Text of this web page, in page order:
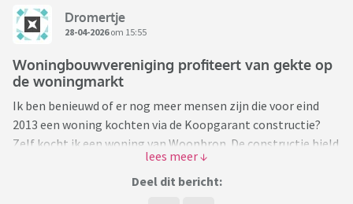
Dromertje
28-04-2026om 15:55
Woningbouwvereniging profiteert van gekte op
de woningmarkt
Ik ben benieuwd of er nog meer mensen zijn die voor eind
2013 een woning kochten via de Koopgarant constructie?
Zelf kocht ik een woning van Woonbron. De constructie hield
in dat je de woning kocht met 25% korting op de getaxeerde
waarde van de woningbouwvereniging, waarvan door de
Deel dit bericht: